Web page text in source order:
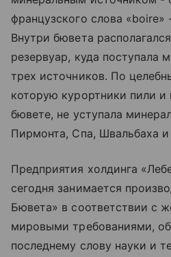
французского слова
Внутри бювета
резервуар, куда поступала
трех источников. По
которую курортники пили
бювете, не уступала
Пирмонта, Спа, Швальбаха
Предприятия холдинга
сегодня занимается
Бювета» в соответствии с
мировыми требованиями,
последнему слову науки и